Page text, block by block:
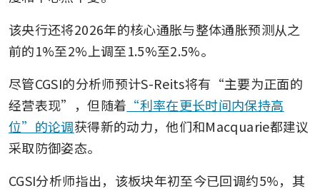
该央行还将2026年的核心通胀与整体通胀预测从之
前的1%至2%上调至1.5%至2.5%。
尽管CGSI的分析师预计S-Reits将有“主要为正面的
经营表现”，但随着 “利率在更长时间内保持高
位”的论调获得新的动力，他们和Macquarie都建议
采取防御姿态。
CGSI分析师指出，该板块年初至今已回调约5%，其